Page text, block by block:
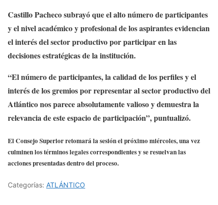
Castillo Pacheco subrayó que el alto número de participantes
y el nivel académico y profesional de los aspirantes evidencian
el interés del sector productivo por participar en las
decisiones estratégicas de la institución.
“El número de participantes, la calidad de los perfiles y el
interés de los gremios por representar al sector productivo del
Atlántico nos parece absolutamente valioso y demuestra la
relevancia de este espacio de participación”, puntualizó.
El Consejo Superior retomará la sesión el próximo miércoles, una vez
culminen los términos legales correspondientes y se resuelvan las
acciones presentadas dentro del proceso.
Categorías: ATLÁNTICO